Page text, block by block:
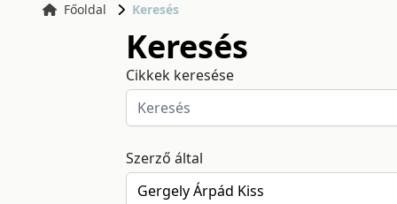
Főoldal Keresés
Keresés
Cikkek keresése
Szerző által